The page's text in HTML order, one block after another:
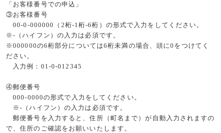
「お客様番号での申込」
③お客様番号
00-0-000000
（ 2桁-1桁-6桁）の形式で入力をしてください。
※- （ハイフン）の入力は必須です。
※000000の6桁部分については6桁未満の場合、頭に0 をつけてく
ださい。
入力例： 01-0-012345
④郵便番号
000-0000の形式で入力をしてください。
※- （ハイフン）の入力は必須です。
郵便番号を入力すると、住所（町名まで）が自動入力されますの
で、住所のご確認をお願いいたします。